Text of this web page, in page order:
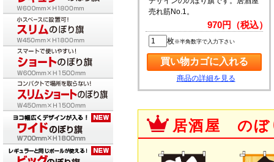
売れ筋No.1。
970円（税込）
枚※半角数字で入力下さい
商品の詳細を見る
居酒屋 のぼ